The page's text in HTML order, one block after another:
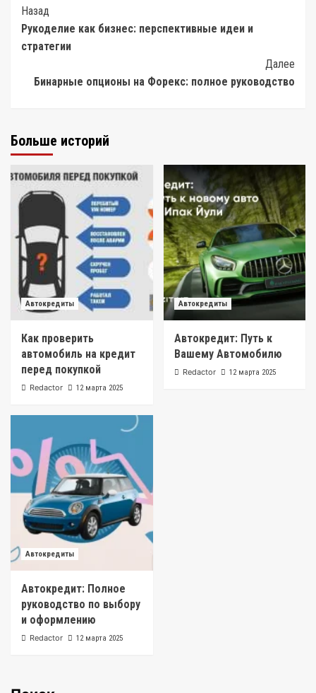
Post
Navigation
Назад
Рукоделие как бизнес: перспективные идеи и
стратегии
Далее
Бинарные опционы на Форекс: полное руководство
Больше историй
Автокредиты
Как проверить
автомобиль на кредит
перед покупкой
Redactor 12 марта 2025
Автокредиты
Автокредит: Путь к
Вашему Автомобилю
Redactor 12 марта 2025
Автокредиты
Автокредит: Полное
руководство по выбору
и оформлению
Redactor 12 марта 2025